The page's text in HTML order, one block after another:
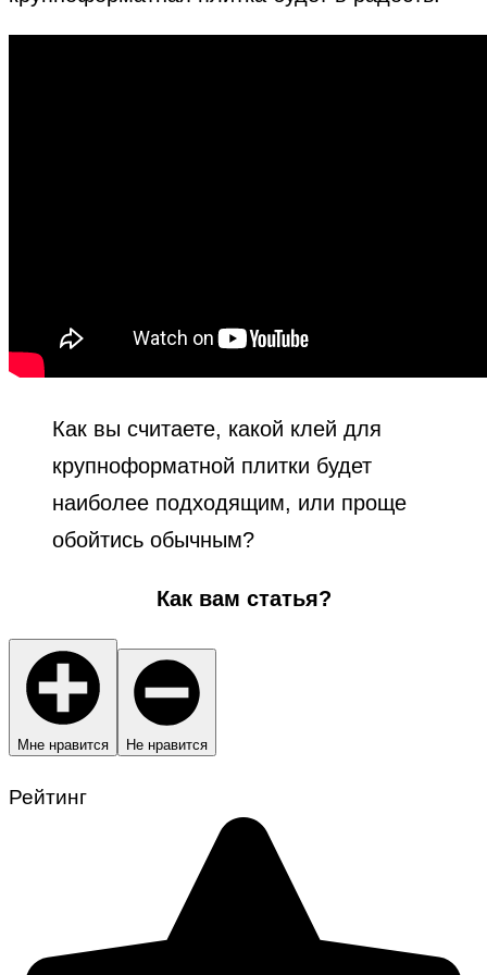
Как вы считаете, какой клей для
крупноформатной плитки будет
наиболее подходящим, или проще
обойтись обычным?
Как вам статья?
Мне нравится Не нравится
Рейтинг